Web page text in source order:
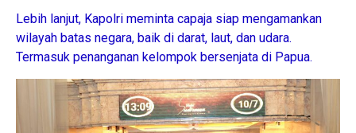
Lebih lanjut, Kapolri meminta capaja siap mengamankan
wilayah batas negara, baik di darat, laut, dan udara.
Termasuk penanganan kelompok bersenjata di Papua.